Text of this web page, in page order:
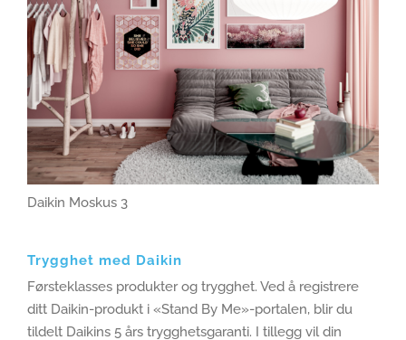
Daikin Moskus 3
Trygghet med Daikin
Førsteklasses produkter og trygghet. Ved å registrere
ditt Daikin-produkt i «Stand By Me»-portalen, blir du
tildelt Daikins 5 års trygghetsgaranti. I tillegg vil din